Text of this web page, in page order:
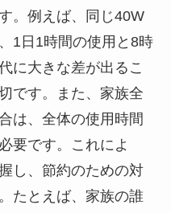
。例えば、同じ40W
1日1時間の使用と8時
に大きな差が出るこ
です。また、家族全
は、全体の使用時間
要です。これによ
し、節約のための対
たとえば、家族の誰